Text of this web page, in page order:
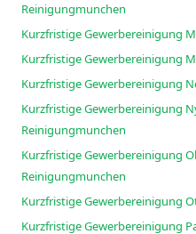
Reinigungmunchen
Kurzfristige Gewerbereinigung
Kurzfristige Gewerbereinigung
Kurzfristige Gewerbereinigung
Kurzfristige Gewerbereinigung
Reinigungmunchen
Kurzfristige Gewerbereinigung
Reinigungmunchen
Kurzfristige Gewerbereinigung
Kurzfristige Gewerbereinigung